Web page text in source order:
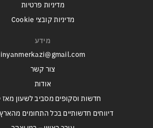
מדיניות פרטיות
מדיניות קובצי Cookie
מידע
inyanmerkazi@gmail.com
צור קשר
אודות
חדשות וסקופים מסביב לשעון מאז 1999
דיווחים חדשותיים בכל התחומים